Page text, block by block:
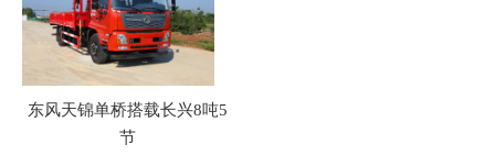
东风天锦单桥搭载长兴8吨5
节